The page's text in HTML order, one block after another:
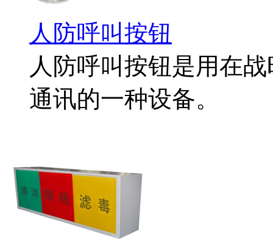
人防呼叫按钮
人防呼叫按钮是用在
通讯的一种设备。